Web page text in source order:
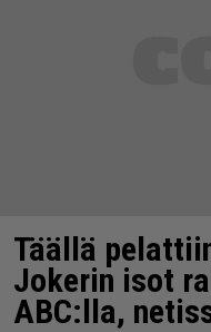
Täällä
Jokerin isot
ABC:lla,